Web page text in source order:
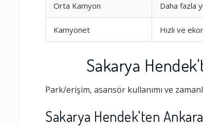
Orta Kamyon Daha fazla
Kamyonet Hızlı ve
Sakarya
Park/erişim, asansör kullanımı ve
Sakarya Hendek'ten